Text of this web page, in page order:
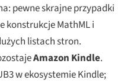
pewne skrajne przypadki
konstrukcje MathML i
listach stron.
Amazon Kindle.
w ekosystemie Kindle;